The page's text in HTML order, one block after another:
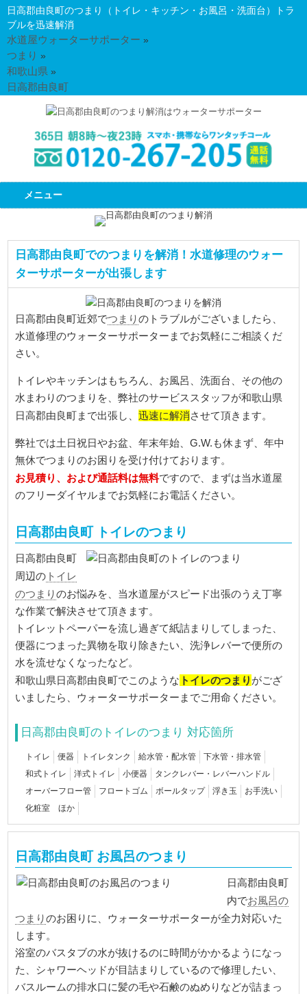
日高郡由良町のつまり（トイレ・キッチン・お風呂・洗面台）トラ
ブルを迅速解消
水道屋ウォーターサポーター »
つまり »
和歌山県 »
日高郡由良町
メニュー
日高郡由良町でのつまりを解消！水道修理のウォー
ターサポーターが出張します
日高郡由良町近郊でつまりのトラブルがございましたら、
水道修理のウォーターサポーターまでお気軽にご相談くだ
さい。
トイレやキッチンはもちろん、お風呂、洗面台、その他の
水まわりのつまりを、弊社のサービススタッフが和歌山県
日高郡由良町まで出張し、迅速に解消させて頂きます。
弊社では土日祝日やお盆、年末年始、G.W.も休まず、年中
無休でつまりのお困りを受け付けております。
お見積り、および通話料は無料ですので、まずは当水道屋
のフリーダイヤルまでお気軽にお電話ください。
日高郡由良町 トイレのつまり
日高郡由良町
周辺の トイレ
のつまりのお悩みを、当水道屋がスピード出張のうえ丁寧
な作業で解決させて頂きます。
トイレットペーパーを流し過ぎて紙詰まりしてしまった、
便器につまった異物を取り除きたい、洗浄レバーで便所の
水を流せなくなったなど。
和歌山県日高郡由良町でこのような トイレのつまり がござ
いましたら、ウォーターサポーターまでご用命ください。
日高郡由良町のトイレのつまり 対応箇所
トイレ 便器 トイレタンク 給水管・配水管
下水管・排水管
和式トイレ
洋式トイレ 小便器
タンクレバー・レバーハンドル
オーバーフロー管
フロートゴム ボールタップ 浮き玉
お手洗い
化粧室 ほか
日高郡由良町 お風呂のつまり
日高郡由良町
内でお風呂の
つまりのお困りに、ウォーターサポーターが全力対応いた
します。
浴室のバスタブの水が抜けるのに時間がかかるようになっ
た、シャワーヘッドが目詰まりしているので修理したい、
バスルームの排水口に髪の毛や石鹸のぬめりなどが詰まっ